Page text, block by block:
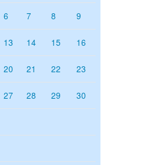
6 7 8 9
13 14 15 16
20 21 22 23
27 28 29 30